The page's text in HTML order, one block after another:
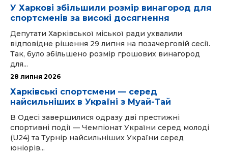
У Харкові збільшили розмір винагород для
спортсменів за високі досягнення
Депутати Харківської міської ради ухвалили
відповідне рішення 29 липня на позачерговій сесії.
Так, було збільшено розмір грошових винагород
для...
28 липня 2026
Харківські спортсмени — серед
найсильніших в Україні з Муай-Тай
В Одесі завершилися одразу дві престижні
спортивні події — Чемпіонат України серед молоді
(U24) та Турнір найсильніших України серед
юніорів...